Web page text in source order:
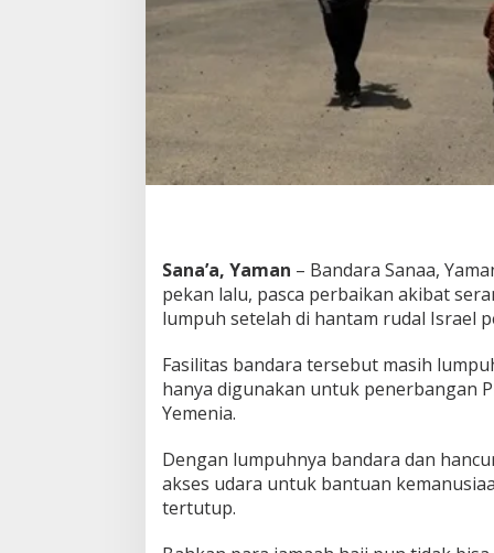
a
m
D
i
h
n
c
u
a
I
Sana’a, Yaman – Bandara Sanaa,
pekan lalu, pasca perbaikan akibat
lumpuh setelah di hantam rudal Israel
Fasilitas bandara tersebut masih
hanya digunakan untuk penerbangan
Yemenia.
Dengan lumpuhnya bandara dan
akses udara untuk bantuan
tertutup.